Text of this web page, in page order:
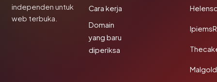
independen untuk
web terbuka.
Cara kerja
Domain
yang baru
diperiksa